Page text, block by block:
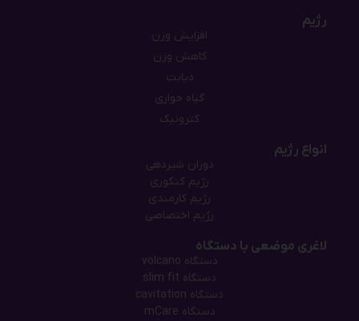
رژیم
افزایش وزن
کاهش وزن
دیابت
گیاه خواری
کترونیک
انواع رژیم
دوران شیردهی
رژیم کنکوری
رژیم کارمندی
رژیم اختصاصی
لاغری موضعی با دستگاه
دستگاه‌ volcano
دستگاه‌ slim fit
دستگاه cavitation
دستگاه mCare